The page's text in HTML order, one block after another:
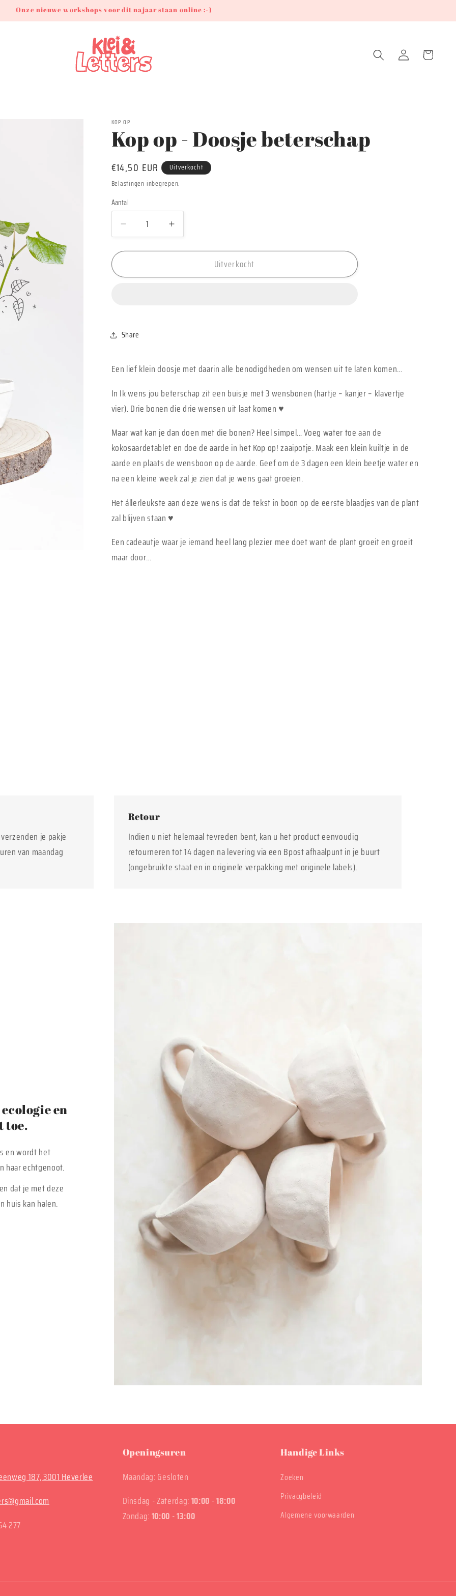
Onze nieuwe workshops voor dit najaar staan online :-)
InloggenWinkelwagen
KOP OP
Kop op - Doosje beterschap
Normale
prijs
€14,50 EUR
Uitverkocht
Belastingen inbegrepen.
Aantal
Aantal
Aantal
verlagen
voor
op
Aantal
verhogen
voor
op
Uitverkocht
Share
Een lief klein doosje met daarin alle benodigdheden om wensen uit te laten komen…
In Ik wens jou beterschap zit een buisje met 3 wensbonen (hartje – kanjer – klavertje
vier). Drie bonen die drie wensen uit laat komen ♥
Maar wat kan je dan doen met die bonen? Heel simpel… Voeg water toe aan de
kokosaardetablet en doe de aarde in het Kop op! zaaipotje. Maak een klein kuiltje in de
aarde en plaats de wensboon op de aarde. Geef om de 3 dagen een klein beetje water en
na een kleine week zal je zien dat je wens gaat groeien.
Het állerleukste aan deze wens is dat de tekst in boon op de eerste blaadjes van de plant
zal blijven staan ♥
Een cadeautje waar je iemand heel lang plezier mee doet want de plant groeit en groeit
maar door…
je pakje
van maandag
Retour
Indien u niet helemaal tevreden bent, kan u het product eenvoudig
retourneren tot 14 dagen na levering via een Bpost afhaalpunt in je buurt
(ongebruikte staat en in originele verpakking met originele labels).
en
toe.
en wordt het
haar echtgenoot.
dat je met deze
huis kan halen.
187, 3001 Heverlee
277
Openingsuren
Maandag: Gesloten
Dinsdag - Zaterdag:10:00 -18:00
Zondag:10:00 -13:00
Handige Links
Zoeken
Privacybeleid
Algemene voorwaarden